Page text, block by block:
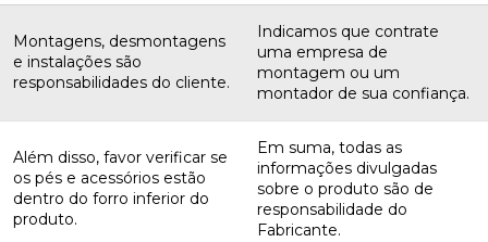
Montagens, desmontagens
e instalações são
responsabilidades do cliente.
Indicamos que contrate
uma empresa de
montagem ou um
montador de sua confiança.
Além disso, favor verificar se
os pés e acessórios estão
dentro do forro inferior do
produto.
Em suma, todas as
informações divulgadas
sobre o produto são de
responsabilidade do
Fabricante.